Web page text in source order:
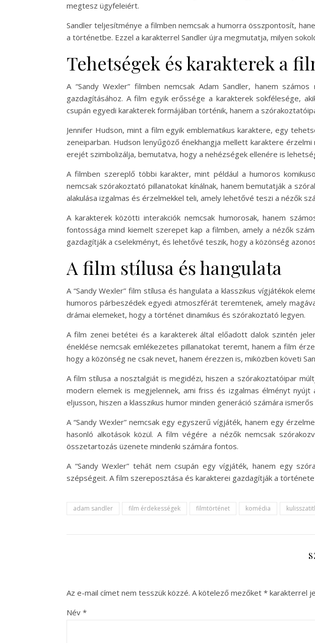
megtesz ügyfeleiért.
Sandler teljesítménye a filmben nemcsak a humorra összpontosít,
a történetbe. Ezzel a karakterrel Sandler újra megmutatja, milyen
Tehetségek és karakterek a
A “Sandy Wexler” filmben nemcsak Adam Sandler, hanem
gazdagításához. A film egyik erőssége a karakterek sokfélesége,
csupán egyedi karakterek formájában történik, hanem a
Jennifer Hudson, mint a film egyik emblematikus karaktere, egy
zeneiparban. Hudson lenyűgöző énekhangja mellett karaktere
erejét szimbolizálja, bemutatva, hogy a nehézségek ellenére is
A filmben szereplő többi karakter, mint például a humoros
nemcsak szórakoztató pillanatokat kínálnak, hanem bemutatják a
alakulása izgalmas és érzelmekkel teli, amely lehetővé teszi a nézők
A karakterek közötti interakciók nemcsak humorosak, hanem
fontossága mind kiemelt szerepet kap a filmben, amely a nézők
gazdagítják a cselekményt, és lehetővé teszik, hogy a közönség
A film stílusa és hangulata
A “Sandy Wexler” film stílusa és hangulata a klasszikus vígjátékok
humoros párbeszédek egyedi atmoszférát teremtenek, amely
drámai elemeket, hogy a történet dinamikus és szórakoztató legyen.
A film zenei betétei és a karakterek által előadott dalok szintén
éneklése nemcsak emlékezetes pillanatokat teremt, hanem a film
hogy a közönség ne csak nevet, hanem érezzen is, miközben követi
A film stílusa a nosztalgiát is megidézi, hiszen a szórakoztatóipar
modern elemek is megjelennek, ami friss és izgalmas élményt
eljusson, hiszen a klasszikus humor minden generáció számára
A “Sandy Wexler” nemcsak egy egyszerű vígjáték, hanem egy
hasonló alkotások közül. A film végére a nézők nemcsak
összetartozás üzenete mindenki számára fontos.
A “Sandy Wexler” tehát nem csupán egy vígjáték, hanem egy
szépségeit. A film szereposztása és karakterei gazdagítják a
adam sandler film érdekességek filmtörténet komédia
Az e-mail címet nem tesszük közzé. A kötelező mezőket * karakterrel
Név *